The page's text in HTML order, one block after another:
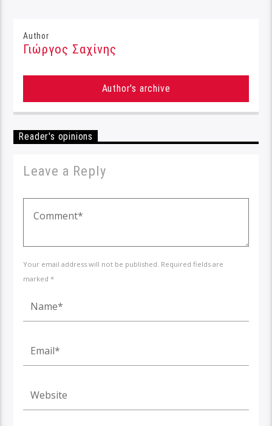
Author
Γιώργος Σαχίνης
Author's archive
Reader's opinions
Leave a Reply
Your email address will not be published. Required fields are
marked *